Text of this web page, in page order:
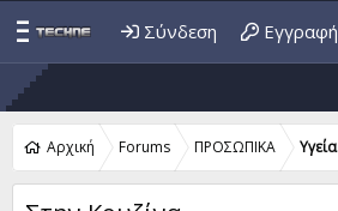
Σύνδεση Εγγραφή
Αρχική Forums ΠΡΟΣΩΠΙΚΑ Yγεία